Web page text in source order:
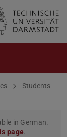
Students
in German.
page.